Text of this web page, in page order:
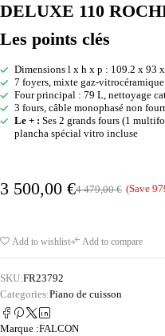
DELUXE 110
Les points clés
Dimensions l x h x p : 109.2 x 93
7 foyers, mixte gaz-vitrocéramique
Four principal : 79 L, nettoyage
3 fours, câble monophasé non
Le + : Ses 2 grands fours (1
plancha spécial vitro incluse
4 479,00€
3 500,00 € (Save
Add to wishlist
Add to compare
SKU:FR23792
Categories:Piano de cuisson
Marque :FALCON